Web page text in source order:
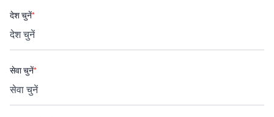
देश चुनें*
सेवा चुनें*